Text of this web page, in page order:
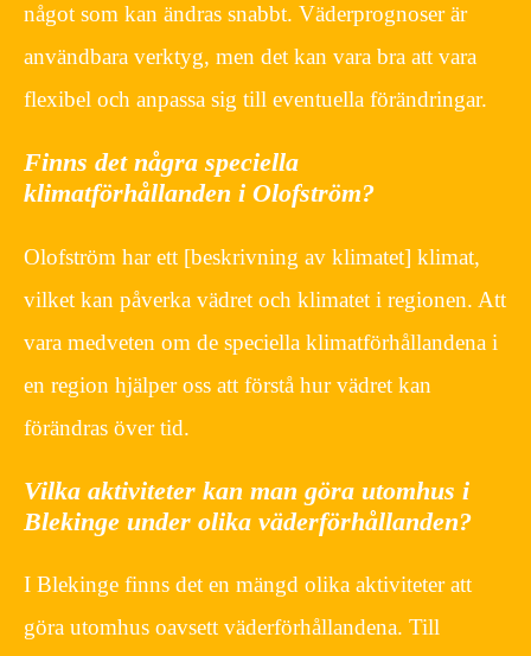
något som kan ändras snabbt. Väderprognoser är
användbara verktyg, men det kan vara bra att vara
flexibel och anpassa sig till eventuella förändringar.
Finns det några speciella
klimatförhållanden i Olofström?
Olofström har ett [beskrivning av klimatet] klimat,
vilket kan påverka vädret och klimatet i regionen. Att
vara medveten om de speciella klimatförhållandena i
en region hjälper oss att förstå hur vädret kan
förändras över tid.
Vilka aktiviteter kan man göra utomhus i
Blekinge under olika väderförhållanden?
I Blekinge finns det en mängd olika aktiviteter att
göra utomhus oavsett väderförhållandena. Till